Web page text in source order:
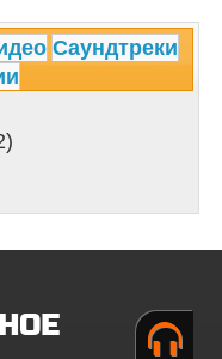
Саундтреки